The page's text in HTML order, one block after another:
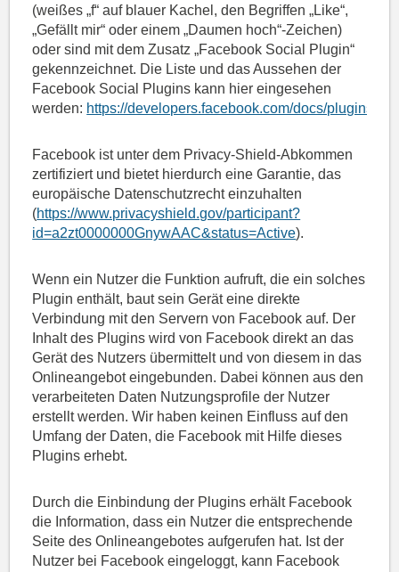
(weißes „f“ auf blauer Kachel, den Begriffen „Like“,
„Gefällt mir“ oder einem „Daumen hoch“-Zeichen)
oder sind mit dem Zusatz „Facebook Social Plugin“
gekennzeichnet. Die Liste und das Aussehen der
Facebook Social Plugins kann hier eingesehen
werden: https://developers.facebook.com/docs/plugins/
Facebook ist unter dem Privacy-Shield-Abkommen
zertifiziert und bietet hierdurch eine Garantie, das
europäische Datenschutzrecht einzuhalten
(https://www.privacyshield.gov/participant?
id=a2zt0000000GnywAAC&status=Active).
Wenn ein Nutzer die Funktion aufruft, die ein solches
Plugin enthält, baut sein Gerät eine direkte
Verbindung mit den Servern von Facebook auf. Der
Inhalt des Plugins wird von Facebook direkt an das
Gerät des Nutzers übermittelt und von diesem in das
Onlineangebot eingebunden. Dabei können aus den
verarbeiteten Daten Nutzungsprofile der Nutzer
erstellt werden. Wir haben keinen Einfluss auf den
Umfang der Daten, die Facebook mit Hilfe dieses
Plugins erhebt.
Durch die Einbindung der Plugins erhält Facebook
die Information, dass ein Nutzer die entsprechende
Seite des Onlineangebotes aufgerufen hat. Ist der
Nutzer bei Facebook eingeloggt, kann Facebook